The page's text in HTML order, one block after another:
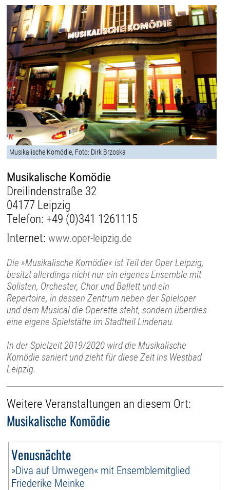
Musikalische Komödie, Foto: Dirk Brzoska
Musikalische Komödie
Dreilindenstraße 32
04177 Leipzig
Telefon: +49 (0)341 1261115
Internet:www.oper-leipzig.de
Die »Musikalische Komödie« ist Teil der Oper Leipzig,
besitzt allerdings nicht nur ein eigenes Ensemble mit
Solisten, Orchester, Chor und Ballett und ein
Repertoire, in dessen Zentrum neben der Spieloper
und dem Musical die Operette steht, sondern überdies
eine eigene Spielstätte im Stadtteil Lindenau.
In der Spielzeit 2019/2020 wird die Musikalische
Komödie saniert und zieht für diese Zeit ins Westbad
Leipzig.
Weitere Veranstaltungen an diesem Ort:
Musikalische Komödie
Venusnächte
»Diva auf Umwegen« mit Ensemblemitglied
Friederike Meinke